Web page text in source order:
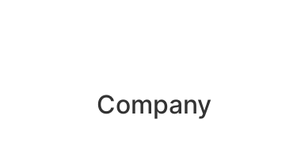
Company